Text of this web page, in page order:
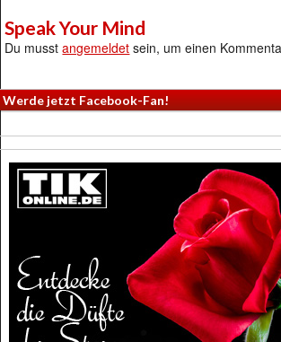
Speak Your Mind
Du musstangemeldet sein, um einen
Werde jetzt Facebook-Fan!